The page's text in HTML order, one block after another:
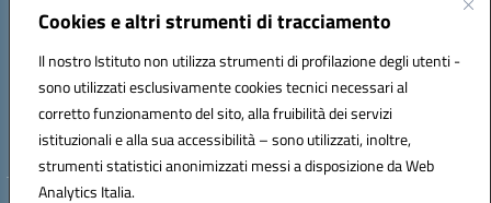
Cookies e altri strumenti di tracciamento
Il nostro Istituto non utilizza strumenti di profilazione degli utenti -
sono utilizzati esclusivamente cookies tecnici necessari al
corretto funzionamento del sito, alla fruibilità dei servizi
istituzionali e alla sua accessibilità – sono utilizzati, inoltre,
strumenti statistici anonimizzati messi a disposizione da Web
Analytics Italia.
Posta elettronica certificata (PEC):tpic807004@pec.istruzione.it
Codice fiscale: 81002070811
Codice meccanografico:TPIC807004
Codice Indice delle Pubbliche Amministrazioni (IPA): istsc_tpic807004
Codice unico di fatturazione (CUF): UFLMAN